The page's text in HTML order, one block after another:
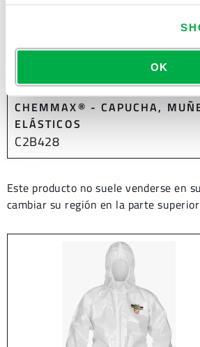
OK
OVEROL CON COSTURA
CHEMMAX® - CAPUCHA,
ELÁSTICOS
C2B428
Este producto no suele venderse en
cambiar su región en la parte